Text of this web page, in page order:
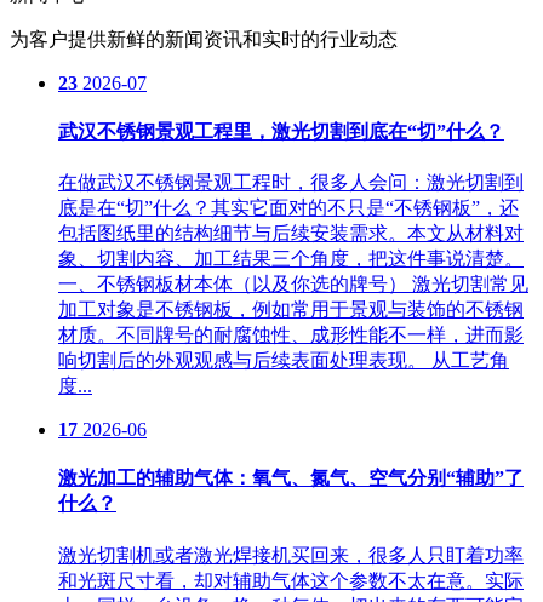
为客户提供新鲜的新闻资讯和实时的行业动态
23 2026-07
武汉不锈钢景观工程里，激光切割到底在“切”什么？
在做武汉不锈钢景观工程时，很多人会问：激光切割到
底是在“切”什么？其实它面对的不只是“不锈钢板”，还
包括图纸里的结构细节与后续安装需求。本文从材料对
象、切割内容、加工结果三个角度，把这件事说清楚。
一、不锈钢板材本体（以及你选的牌号） 激光切割常见
加工对象是不锈钢板，例如常用于景观与装饰的不锈钢
材质。不同牌号的耐腐蚀性、成形性能不一样，进而影
响切割后的外观观感与后续表面处理表现。 从工艺角
度...
17 2026-06
激光加工的辅助气体：氧气、氮气、空气分别“辅助”了
什么？
激光切割机或者激光焊接机买回来，很多人只盯着功率
和光斑尺寸看，却对辅助气体这个参数不太在意。实际